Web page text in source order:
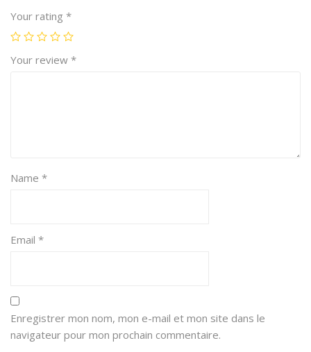
Your rating *
Your review *
Name *
Email *
Enregistrer mon nom, mon e-mail et mon site dans le
navigateur pour mon prochain commentaire.